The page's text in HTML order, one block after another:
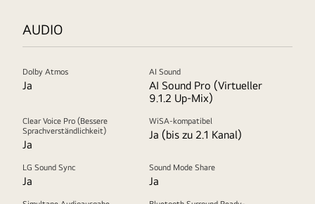
AUDIO
Dolby Atmos
Ja
AI Sound
AI Sound Pro (Virtueller
9.1.2 Up-Mix)
Clear Voice Pro (Bessere
Sprachverständlichkeit)
Ja
WiSA-kompatibel
Ja (bis zu 2.1 Kanal)
LG Sound Sync
Ja
Sound Mode Share
Ja